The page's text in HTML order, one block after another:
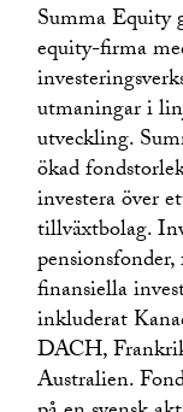
Summa Equity
equity-firma
utmaningar i
utveckling.
ökad
investera över
tillväxtbolag.
finansiella
inkluderat
DACH,
Australien.